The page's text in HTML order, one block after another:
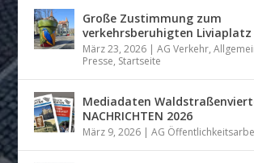
Große Zustimmung zum
verkehrsberuhigten Liviaplatz
März 23, 2026 |AG Verkehr,
Presse, Startseite
Mediadaten
NACHRICHTEN 2026
März 9, 2026 |AG